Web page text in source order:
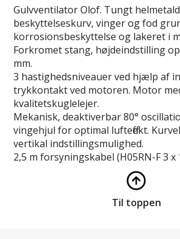
Gulvventilator Olof. Tungt
beskyttelseskurv, vinger og fod
korrosionsbeskyttelse og lakeret i
Forkromet stang, højdeindstilling
mm.
3 hastighedsniveauer ved hjælp af
trykkontakt ved motoren. Motor
kvalitetskuglelejer.
Mekanisk, deaktiverbar 80°
vingehjul for optimal lufteffekt.
vertikal indstillingsmulighed.
2,5 m forsyningskabel (H05RN-F 3 x
Til toppen